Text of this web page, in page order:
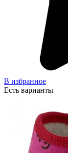
В избранное
Есть варианты